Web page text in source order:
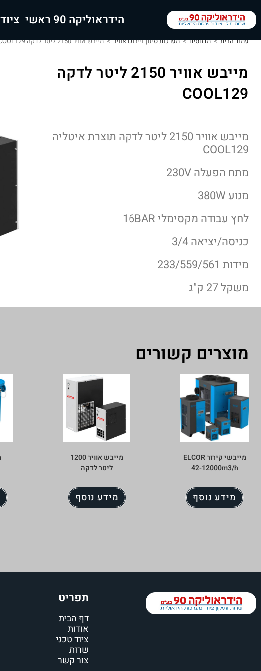
הידראוליקה 90 ראשי ציוד
עמוד הבית > מדחסים > מערכות סינון וייבוש אוויר > מייבש אוויר 2150 ליטר לדקה COOL129
מייבש אוויר 2150 ליטר לדקה
COOL129
מייבש אוויר 2150 ליטר לדקה תוצרת איטליה
COOL129
מתח הפעלה 230V
מנוע 380W
לחץ עבודה מקסימלי 16BAR
כניסה/יציאה 3/4
מידות 233/559/561
משקל 27 ק"ג
מוצרים קשורים
מייבשי קירור ELCOR
42-12000m3/h
מידע נוסף
מייבש אוויר 1200
ליטר לדקה
מידע נוסף
תפריט
דף הבית
אודות
ציוד טכני
שרות
צור קשר